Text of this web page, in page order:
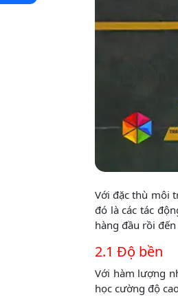
Với đặc thù môi
đó là các tác
hàng đầu rồi
2.1 Độ bền
Với hàm lượng
học cường độ